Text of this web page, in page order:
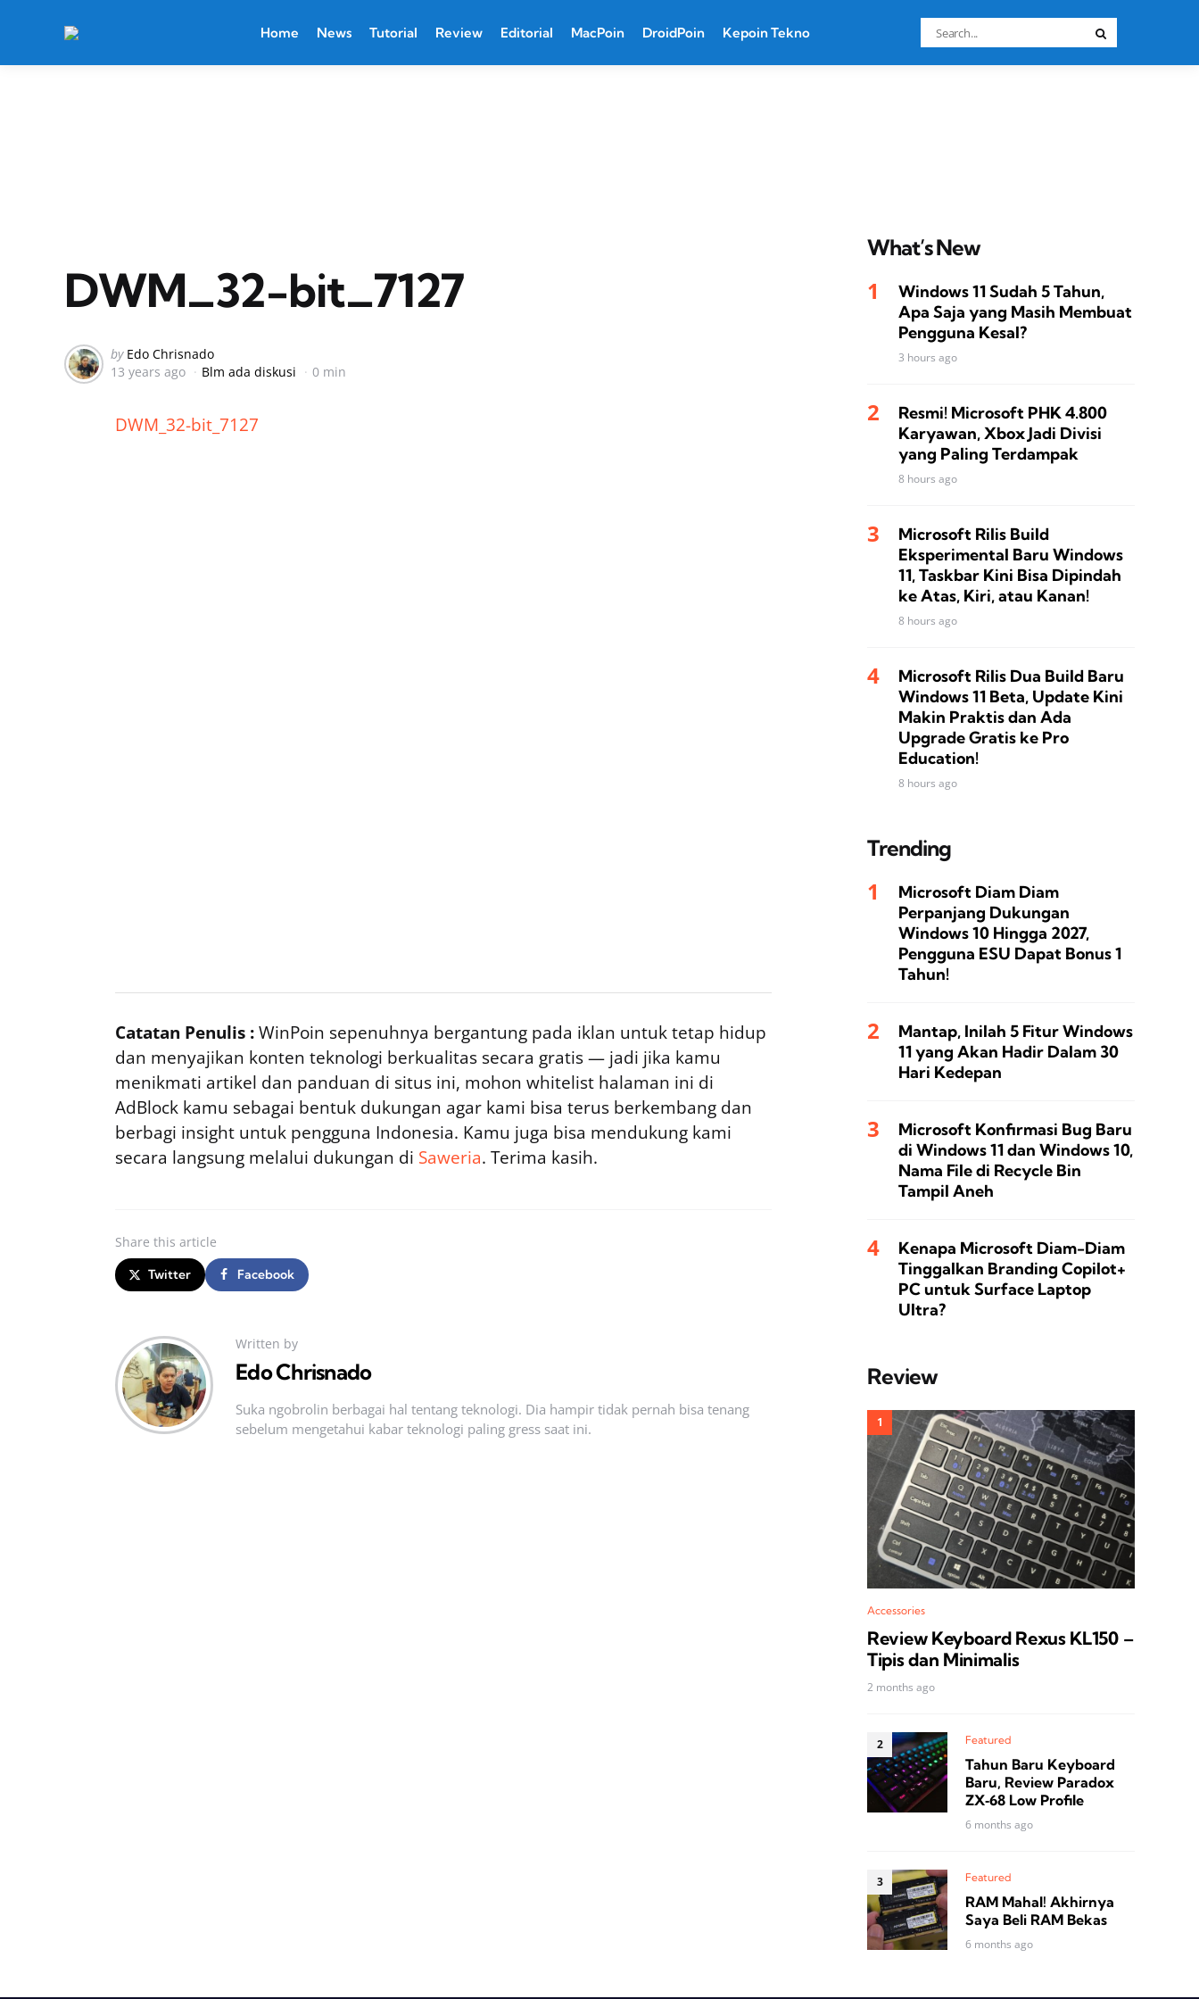
Home News Tutorial Review Editorial MacPoin DroidPoin Kepoin Tekno
Search
for:
DWM_32-bit_7127
Posted
by
by Edo Chrisnado
13 years ago
Blm ada diskusi 0 min
DWM_32-bit_7127
Catatan Penulis :WinPoin sepenuhnya bergantung pada iklan untuk tetap hidup
dan menyajikan konten teknologi berkualitas secara gratis — jadi jika kamu
menikmati artikel dan panduan di situs ini, mohon whitelist halaman ini di
AdBlock kamu sebagai bentuk dukungan agar kami bisa terus berkembang dan
berbagi insight untuk pengguna Indonesia. Kamu juga bisa mendukung kami
secara langsung melalui dukungan di Saweria. Terima kasih.
Share this article
Twitter Facebook
Written by
Edo Chrisnado
Suka ngobrolin berbagai hal tentang teknologi. Dia hampir tidak pernah bisa tenang
sebelum mengetahui kabar teknologi paling gress saat ini.
What’s New
Windows 11 Sudah 5 Tahun,
Apa Saja yang Masih Membuat
Pengguna Kesal?
3 hours ago
Resmi! Microsoft PHK 4.800
Karyawan, Xbox Jadi Divisi
yang Paling Terdampak
8 hours ago
Microsoft Rilis Build
Eksperimental Baru Windows
11, Taskbar Kini Bisa Dipindah
ke Atas, Kiri, atau Kanan!
8 hours ago
Microsoft Rilis Dua Build Baru
Windows 11 Beta, Update Kini
Makin Praktis dan Ada
Upgrade Gratis ke Pro
Education!
8 hours ago
Trending
Microsoft Diam Diam
Perpanjang Dukungan
Windows 10 Hingga 2027,
Pengguna ESU Dapat Bonus 1
Tahun!
Mantap, Inilah 5 Fitur Windows
11 yang Akan Hadir Dalam 30
Hari Kedepan
Microsoft Konfirmasi Bug Baru
di Windows 11 dan Windows 10,
Nama File di Recycle Bin
Tampil Aneh
Kenapa Microsoft Diam-Diam
Tinggalkan Branding Copilot+
PC untuk Surface Laptop
Ultra?
Review
Accessories
Review Keyboard Rexus KL150 –
Tipis dan Minimalis
2 months ago
Featured
Tahun Baru Keyboard
Baru, Review Paradox
ZX‑68 Low Profile
6 months ago
Featured
RAM Mahal! Akhirnya
Saya Beli RAM Bekas
6 months ago